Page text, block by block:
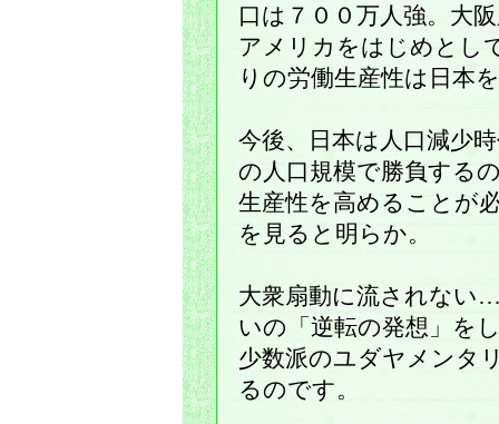
口は７００万人強。大
アメリカをはじめとし
りの労働生産性は日本
今後、日本は人口減少
の人口規模で勝負する
生産性を高めることが
を見ると明らか。
大衆扇動に流されない
いの「逆転の発想」を
少数派のユダヤメンタ
るのです。